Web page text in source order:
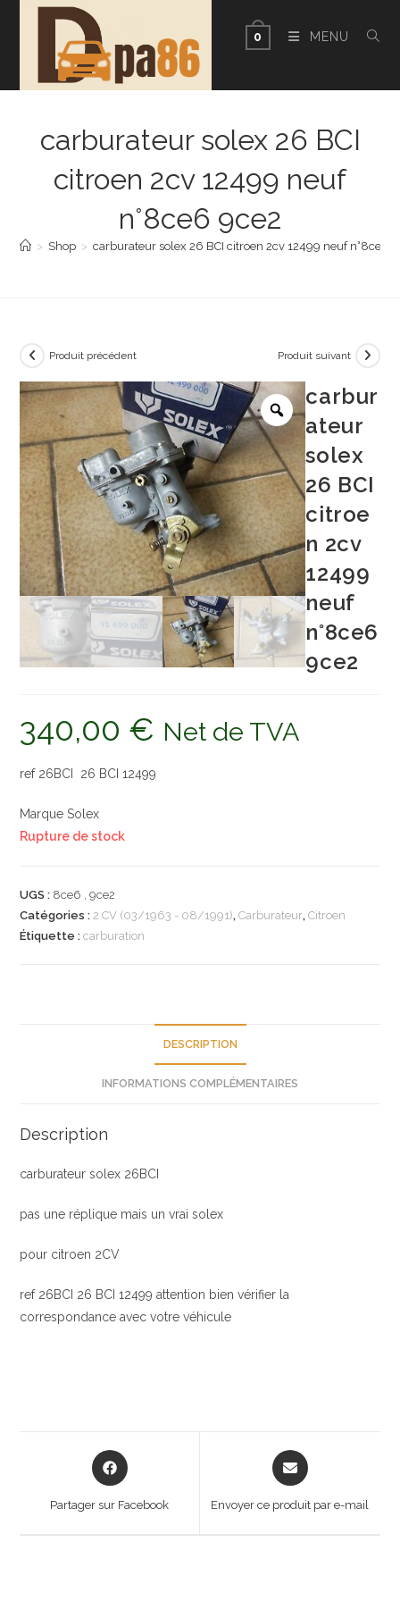
0 MENU
carburateur solex 26 BCI
citroen 2cv 12499 neuf
n°8ce6 9ce2
> Shop > carburateur solex 26 BCI citroen 2cv 12499 neuf n°8ce6
Produit précédent Produit suivant
carbur
ateur
solex
26 BCI
citroe
n 2cv
12499
neuf
n°8ce6
9ce2
340,00 € Net de TVA
ref 26BCI 26 BCI 12499
Marque Solex
Rupture de stock
UGS : 8ce6 , 9ce2
Catégories :2 CV (03/1963 - 08/1991),Carburateur,Citroen
Étiquette :carburation
DESCRIPTION
INFORMATIONS COMPLÉMENTAIRES
Description
carburateur solex 26BCI
pas une réplique mais un vrai solex
pour citroen 2CV
ref 26BCI 26 BCI 12499 attention bien vérifier la
correspondance avec votre véhicule
Opens
in
Partager sur Facebook
Opens
in
new
Envoyer ce produit par e-mail